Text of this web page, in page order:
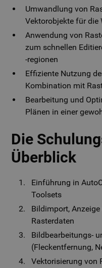
Umwandlung von
Vektorobjekte für die
Anwendung von
zum schnellen
-regionen
Effiziente Nutzung
Kombination mit
Bearbeitung und
Plänen in einer
Die
Überblick
Einführung in
Toolsets
Bildimport,
Rasterdaten
Bildbearbeitungs-
(Fleckentfernung,
Vektorisierung von